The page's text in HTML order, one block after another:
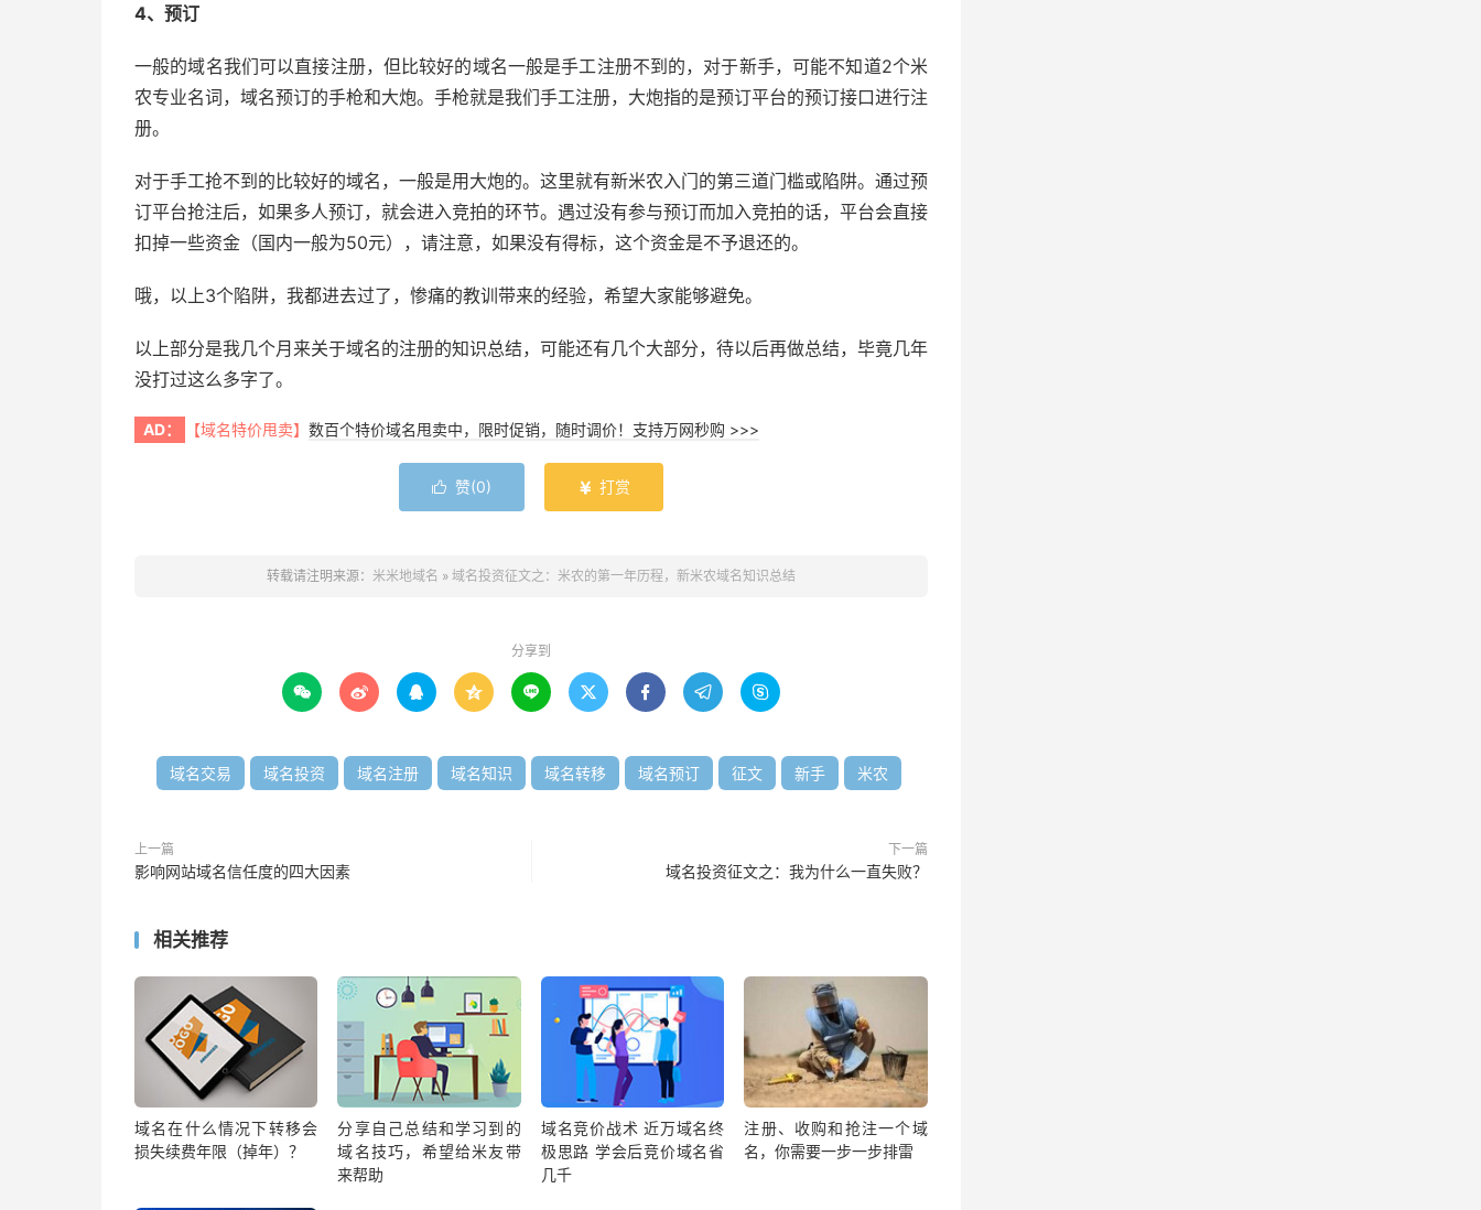
4、预订
一般的域名我们可以直接注册，但比较好的域名一般是手工注册不到的，对于新手，可能不知道2个米
农专业名词，域名预订的手枪和大炮。手枪就是我们手工注册，大炮指的是预订平台的预订接口进行注
册。
对于手工抢不到的比较好的域名，一般是用大炮的。这里就有新米农入门的第三道门槛或陷阱。通过预
订平台抢注后，如果多人预订，就会进入竞拍的环节。遇过没有参与预订而加入竞拍的话，平台会直接
扣掉一些资金（国内一般为50元），请注意，如果没有得标，这个资金是不予退还的。
哦，以上3个陷阱，我都进去过了，惨痛的教训带来的经验，希望大家能够避免。
以上部分是我几个月来关于域名的注册的知识总结，可能还有几个大部分，待以后再做总结，毕竟几年
没打过这么多字了。
AD： 【域名特价甩卖】 数百个特价域名甩卖中，限时促销，随时调价！支持万网秒购 >>>
 赞(0)  打赏
转载请注明来源： 米米地域名 » 域名投资征文之：米农的第一年历程，新米农域名知识总结
分享到
        
域名交易 域名投资 域名注册 域名知识 域名转移 域名预订 征文 新手 米农
上一篇
影响网站域名信任度的四大因素
下一篇
域名投资征文之：我为什么一直失败？
相关推荐
域名在什么情况下转移会
损失续费年限（掉年）？
分享自己总结和学习到的
域名技巧，希望给米友带
来帮助
域名竞价战术 近万域名终
极思路 学会后竞价域名省
几千
注册、收购和抢注一个域
名，你需要一步一步排雷